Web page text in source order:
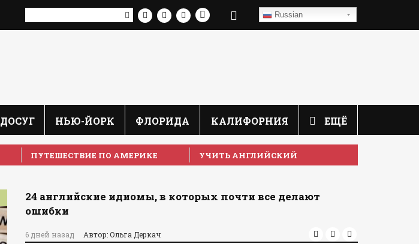
Russian
ДОСУГ НЬЮ-ЙОРК ФЛОРИДА КАЛИФОРНИЯ ЕЩЁ
ПУТЕШЕСТВИЕ ПО АМЕРИКЕ УЧИТЬ АНГЛИЙСКИЙ
24 английские идиомы, в которых почти все делают
ошибки
6 дней назад Автор: Ольга Деркач